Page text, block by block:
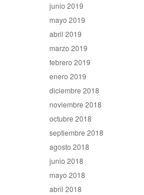
junio 2019
mayo 2019
abril 2019
marzo 2019
febrero 2019
enero 2019
diciembre 2018
noviembre 2018
octubre 2018
septiembre 2018
agosto 2018
junio 2018
mayo 2018
abril 2018